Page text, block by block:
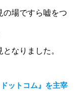
の場ですら嘘をつ
なりました。
ットコム』 を主宰